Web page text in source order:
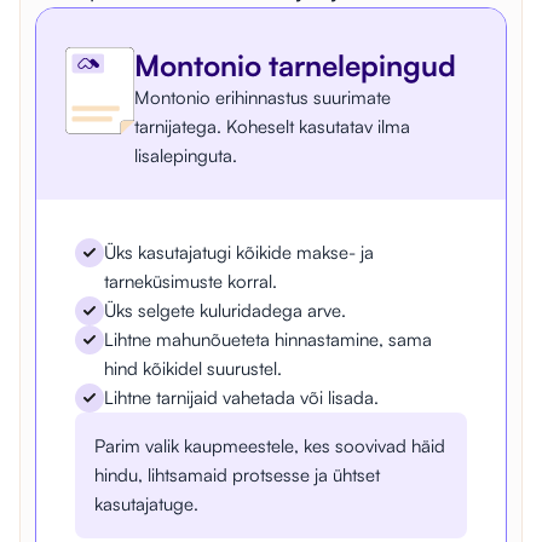
mis on makstud ja mis mitte. Selle tõttu oli meil
olukord kus kaotasime tarnijale ligipääsu. Nüüd on
meil üks arve ja kõik toimib sujuvalt.
vedajatega, kuid olime väsinud erinevate portaalide
vahel liikumisest. Lisades oma lepingud
Montoniosse, saame tingimused alles jätta ning
hallata kõiki silte ühelt töölaualt.
Montonio tarnelepingud
Montonio erihinnastus suurimate
tarnijatega. Koheselt kasutatav ilma
lisalepinguta.
Üks kasutajatugi kõikide makse- ja
tarneküsimuste korral.
Üks selgete kuluridadega arve.
Lihtne mahunõueteta hinnastamine, sama
hind kõikidel suurustel.
Lihtne tarnijaid vahetada või lisada.
Parim valik kaupmeestele, kes soovivad häid
hindu, lihtsamaid protsesse ja ühtset
kasutajatuge.